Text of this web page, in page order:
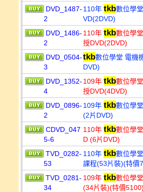
DVD_1487-
2
110年 tkb數位學
VD(2DVD)
DVD_1486-
2
110年 tkb數位學
授DVD(2DVD)
DVD_0504-
3
tkb數位學堂 電機
DVD)
DVD_1352-
4
109年 tkb數位學
授DVD(4DVD)
DVD_0896-
2
109年 tkb數位學
(2片DVD)
CDVD_047
5-6
110年 tkb數位學
D (6片DVD)
TVD_0282-
53
110年 tkb數位學
課程(53片裝)(特價
TVD_0281-
34
109年 tkb數位學
(34片裝)(特價